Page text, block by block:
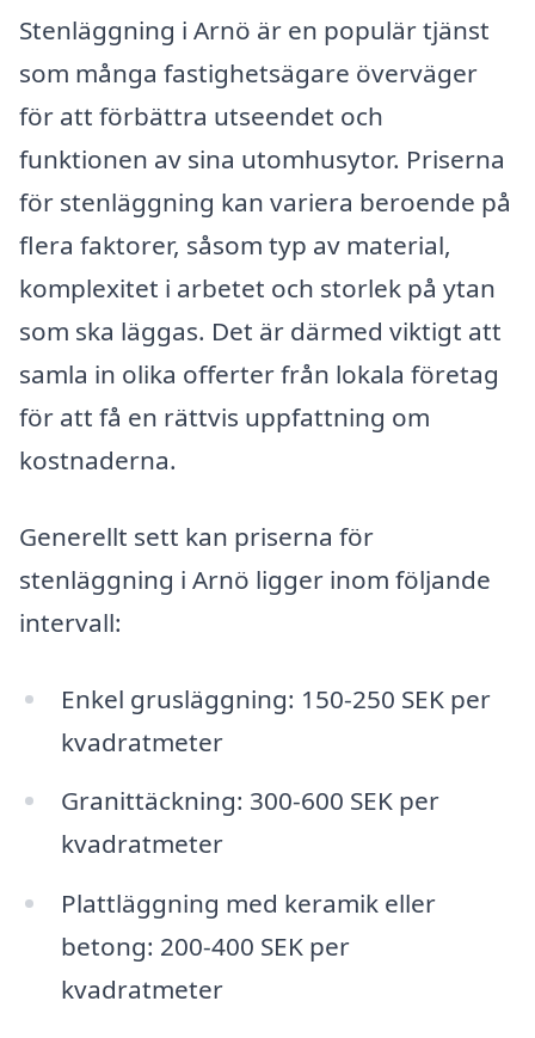
Stenläggning i Arnö är en populär tjänst
som många fastighetsägare överväger
för att förbättra utseendet och
funktionen av sina utomhusytor. Priserna
för stenläggning kan variera beroende på
flera faktorer, såsom typ av material,
komplexitet i arbetet och storlek på ytan
som ska läggas. Det är därmed viktigt att
samla in olika offerter från lokala företag
för att få en rättvis uppfattning om
kostnaderna.
Generellt sett kan priserna för
stenläggning i Arnö ligger inom följande
intervall:
Enkel grusläggning: 150-250 SEK per
kvadratmeter
Granittäckning: 300-600 SEK per
kvadratmeter
Plattläggning med keramik eller
betong: 200-400 SEK per
kvadratmeter